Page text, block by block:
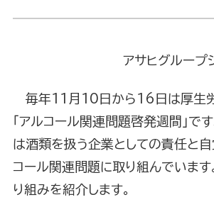
アサヒグループ
毎年11月10日から16日は厚生
「アルコール関連問題啓発週間」で
は酒類を扱う企業としての責任と
コール関連問題に取り組んでいます
り組みを紹介します。